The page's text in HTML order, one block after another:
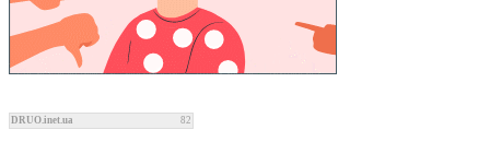
DRUO.inet.ua 82